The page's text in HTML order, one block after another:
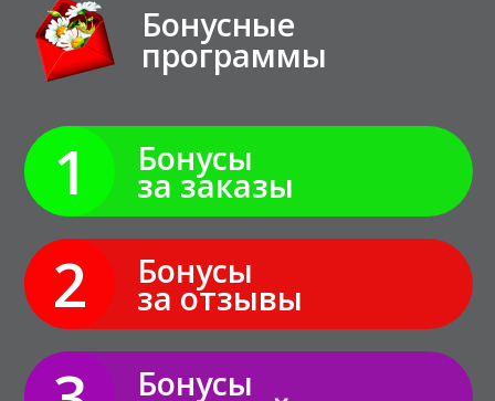
Бонусные
программы
1 Бонусы
за заказы
2 Бонусы
за отзывы
Бонусы